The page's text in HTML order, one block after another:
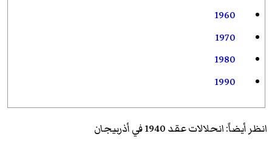
1960
1970
1980
1990
انظر أيضاً:انحلالات عقد 1940 في أذربيجان